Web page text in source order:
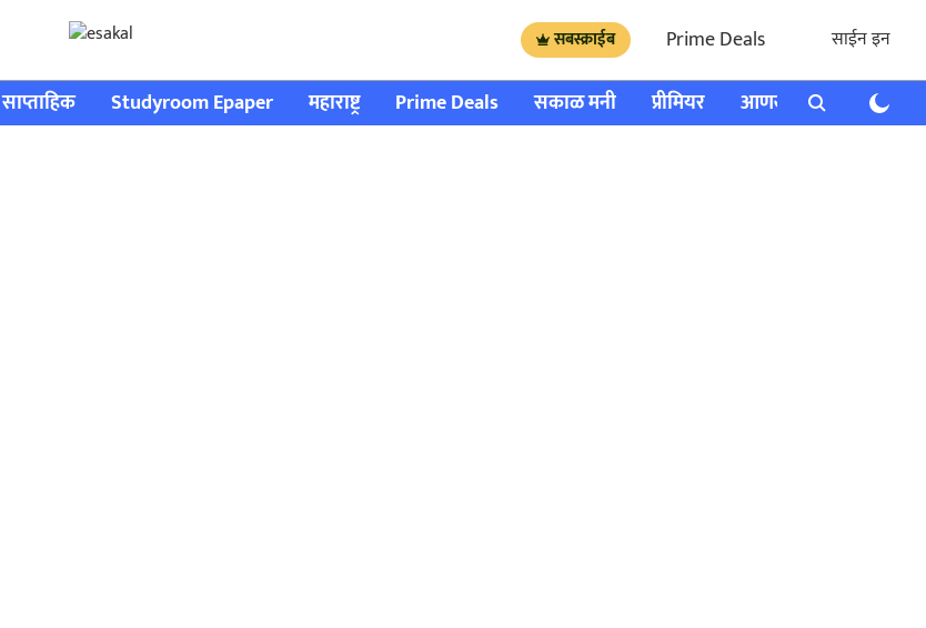
सबस्क्राईब Prime Deals साईन इन
साप्ताहिक Studyroom Epaper महाराष्ट्र Prime Deals सकाळ मनी प्रीमियर आणखी राशी भविष्य